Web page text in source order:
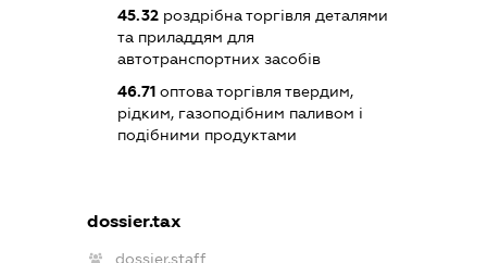
45.32 роздрібна торгівля деталями
та приладдям для
автотранспортних засобів
46.71 оптова торгівля твердим,
рідким, газоподібним паливом і
подібними продуктами
dossier.tax
dossier.staff